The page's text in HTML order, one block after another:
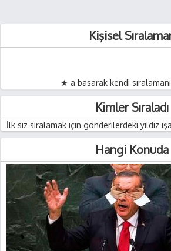
Kişisel
★ a basarak kendi
Kimler Sıraladı
İlk siz sıralamak için gönderilerdeki yıldız
Hangi Konuda